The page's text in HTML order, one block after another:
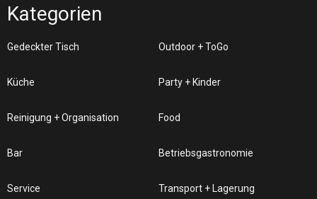
Kategorien
Gedeckter Tisch Outdoor + ToGo
Küche Party + Kinder
Reinigung + Organisation Food
Bar Betriebsgastronomie
Service Transport + Lagerung